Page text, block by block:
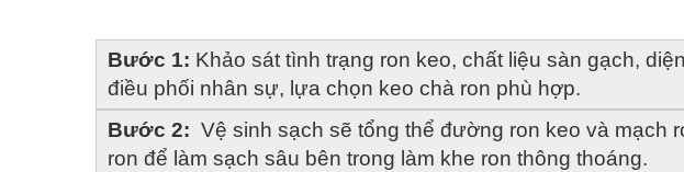
Bước 1: Khảo sát tình trạng ron keo, chất liệu sàn gạch,
điều phối nhân sự, lựa chọn keo chà ron phù hợp.
Bước 2: Vệ sinh sạch sẽ tổng thể đường ron keo và mạch
ron để làm sạch sâu bên trong làm khe ron thông thoáng.